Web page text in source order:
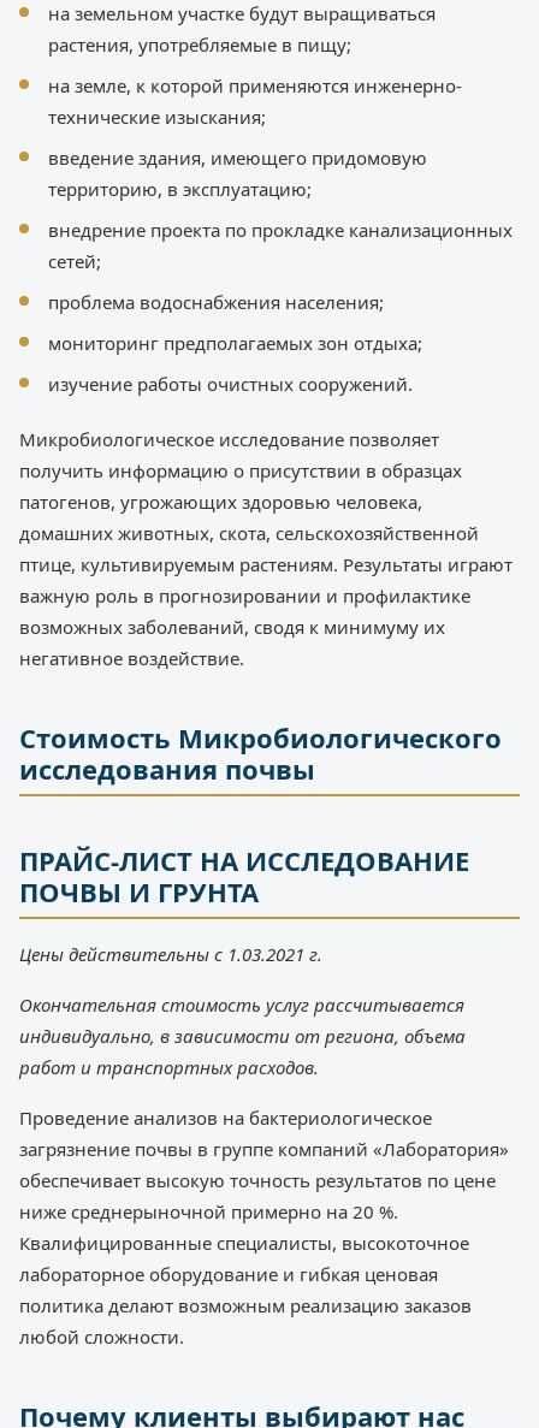
на земельном участке будут выращиваться
растения, употребляемые в пищу;
на земле, к которой применяются инженерно-
технические изыскания;
введение здания, имеющего придомовую
территорию, в эксплуатацию;
внедрение проекта по прокладке канализационных
сетей;
проблема водоснабжения населения;
мониторинг предполагаемых зон отдыха;
изучение работы очистных сооружений.
Микробиологическое исследование позволяет
получить информацию о присутствии в образцах
патогенов, угрожающих здоровью человека,
домашних животных, скота, сельскохозяйственной
птице, культивируемым растениям. Результаты играют
важную роль в прогнозировании и профилактике
возможных заболеваний, сводя к минимуму их
негативное воздействие.
Стоимость Микробиологического
исследования почвы
ПРАЙС-ЛИСТ НА ИССЛЕДОВАНИЕ
ПОЧВЫ И ГРУНТА
Цены действительны с 1.03.2021 г.
Окончательная стоимость услуг рассчитывается
индивидуально, в зависимости от региона, объема
работ и транспортных расходов.
Проведение анализов на бактериологическое
загрязнение почвы в группе компаний «Лаборатория»
обеспечивает высокую точность результатов по цене
ниже среднерыночной примерно на 20 %.
Квалифицированные специалисты, высокоточное
лабораторное оборудование и гибкая ценовая
политика делают возможным реализацию заказов
любой сложности.
Почему клиенты выбирают нас